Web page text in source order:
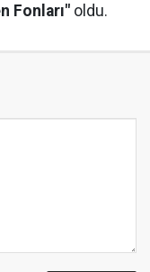
Fonları" oldu.